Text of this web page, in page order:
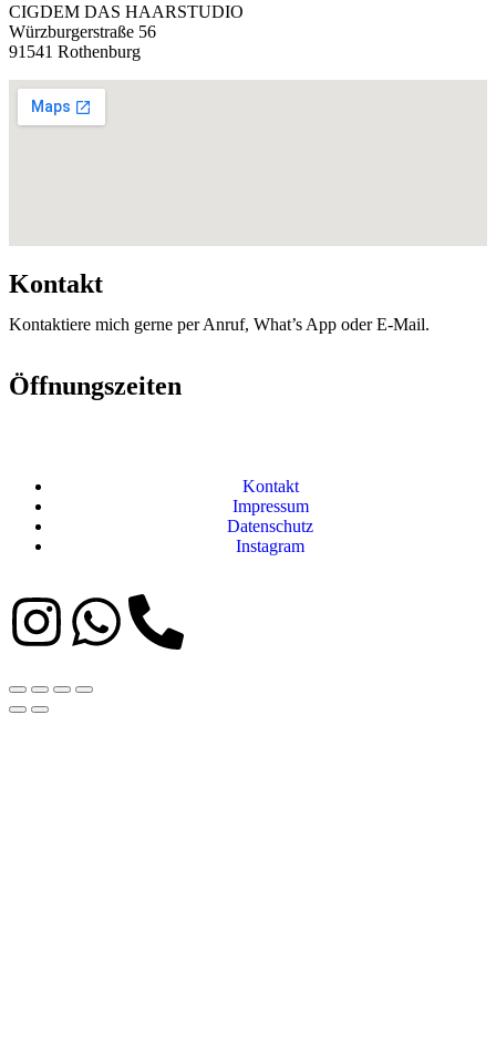
CIGDEM DAS HAARSTUDIO
Würzburgerstraße 56
91541 Rothenburg
Kontakt
Kontaktiere mich gerne per Anruf, What’s App oder E-Mail.
Öffnungszeiten
Kontakt
Impressum
Datenschutz
Instagram